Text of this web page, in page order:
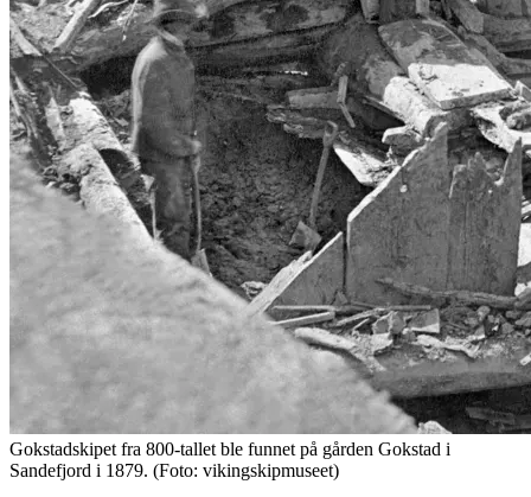
Gokstadskipet fra 800-tallet ble funnet på gården Gokstad i
Sandefjord i 1879. (Foto: vikingskipmuseet)